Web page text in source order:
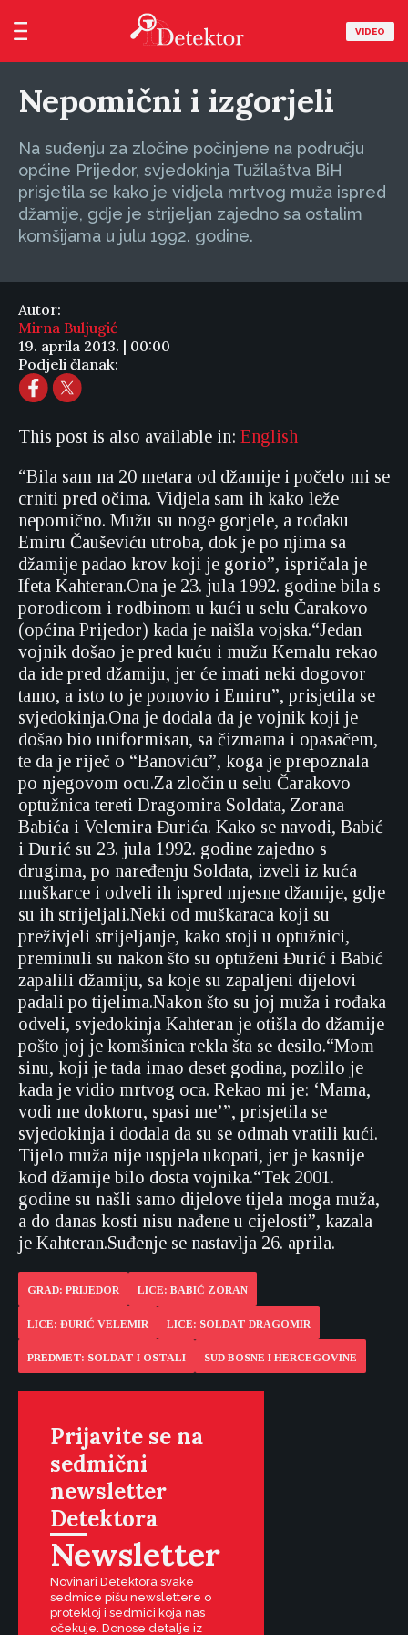
VIDEO
Nepomični i izgorjeli
Na suđenju za zločine počinjene na području
općine Prijedor, svjedokinja Tužilaštva BiH
prisjetila se kako je vidjela mrtvog muža ispred
džamije, gdje je strijeljan zajedno sa ostalim
komšijama u julu 1992. godine.
Autor:
Mirna Buljugić
19. aprila 2013. | 00:00
Podjeli članak:
This post is also available in: English
“Bila sam na 20 metara od džamije i počelo mi se
crniti pred očima. Vidjela sam ih kako leže
nepomično. Mužu su noge gorjele, a rođaku
Emiru Čauševiću utroba, dok je po njima sa
džamije padao krov koji je gorio”, ispričala je
Ifeta Kahteran.Ona je 23. jula 1992. godine bila s
porodicom i rodbinom u kući u selu Čarakovo
(općina Prijedor) kada je naišla vojska.“Jedan
vojnik došao je pred kuću i mužu Kemalu rekao
da ide pred džamiju, jer će imati neki dogovor
tamo, a isto to je ponovio i Emiru”, prisjetila se
svjedokinja.Ona je dodala da je vojnik koji je
došao bio uniformisan, sa čizmama i opasačem,
te da je riječ o “Banoviću”, koga je prepoznala
po njegovom ocu.Za zločin u selu Čarakovo
optužnica tereti Dragomira Soldata, Zorana
Babića i Velemira Đurića. Kako se navodi, Babić
i Đurić su 23. jula 1992. godine zajedno s
drugima, po naređenju Soldata, izveli iz kuća
muškarce i odveli ih ispred mjesne džamije, gdje
su ih strijeljali.Neki od muškaraca koji su
preživjeli strijeljanje, kako stoji u optužnici,
preminuli su nakon što su optuženi Đurić i Babić
zapalili džamiju, sa koje su zapaljeni dijelovi
padali po tijelima.Nakon što su joj muža i rođaka
odveli, svjedokinja Kahteran je otišla do džamije
pošto joj je komšinica rekla šta se desilo.“Mom
sinu, koji je tada imao deset godina, pozlilo je
kada je vidio mrtvog oca. Rekao mi je: ‘Mama,
vodi me doktoru, spasi me’”, prisjetila se
svjedokinja i dodala da su se odmah vratili kući.
Tijelo muža nije uspjela ukopati, jer je kasnije
kod džamije bilo dosta vojnika.“Tek 2001.
godine su našli samo dijelove tijela moga muža,
a do danas kosti nisu nađene u cijelosti”, kazala
je Kahteran.Suđenje se nastavlja 26. aprila.
GRAD: PRIJEDOR LICE: BABIĆ ZORAN
LICE: ĐURIĆ VELEMIR LICE: SOLDAT DRAGOMIR
PREDMET: SOLDAT I OSTALI SUD BOSNE I HERCEGOVINE
Prijavite se na
sedmični
newsletter
Detektora
Newsletter
Novinari Detektora svake
sedmice pišu newslettere o
protekloj i sedmici koja nas
očekuje. Donose detalje iz